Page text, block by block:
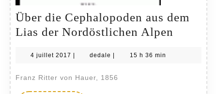
Über die Cephalopoden aus dem
Lias der Nordöstlichen Alpen
4 juillet 2017 4
dedale dedale15 h 36 min
Franz Ritter von Hauer, 1856